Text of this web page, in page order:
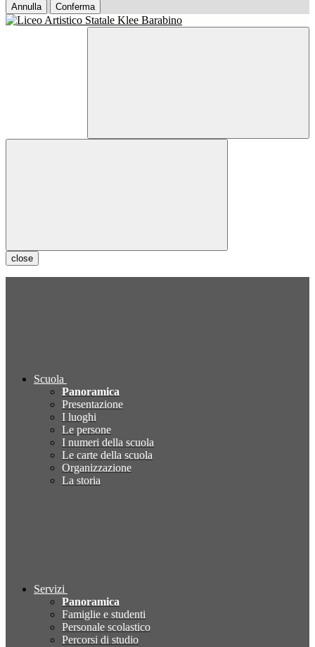
Annulla Conferma
close
Scuola
Panoramica
Presentazione
I luoghi
Le persone
I numeri della scuola
Le carte della scuola
Organizzazione
La storia
Servizi
Panoramica
Famiglie e studenti
Personale scolastico
Percorsi di studio